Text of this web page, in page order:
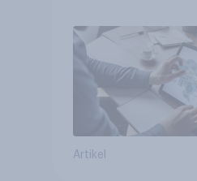
Artikel